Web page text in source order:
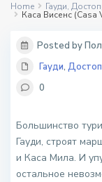
Home Гауди,
Каса Висенс (Casa
Posted by
Гауди,
0
Большинство
Гауди, строят
и Каса Мила. И
остальное